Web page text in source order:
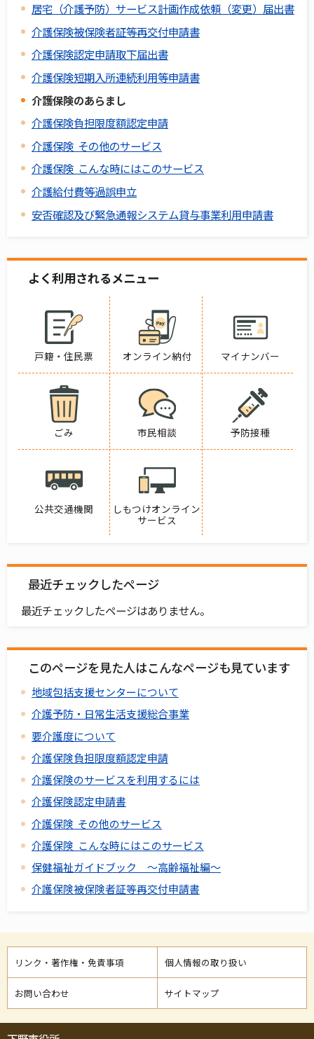
居宅（介護予防）サービス計画作成依頼（変更）届出書
介護保険被保険者証等再交付申請書
介護保険認定申請取下届出書
介護保険短期入所連続利用等申請書
介護保険のあらまし
介護保険負担限度額認定申請
介護保険 その他のサービス
介護保険 こんな時にはこのサービス
介護給付費等過誤申立
安否確認及び緊急通報システム貸与事業利用申請書
よく利用されるメニュー
戸籍・住民票 オンライン納付 マイナンバー
ごみ 市民相談 予防接種
公共交通機関
しもつけオンライン
サービス
最近チェックしたページ
最近チェックしたページはありません。
このページを見た人はこんなページも見ています
地域包括支援センターについて
介護予防・日常生活支援総合事業
要介護度について
介護保険負担限度額認定申請
介護保険のサービスを利用するには
介護保険認定申請書
介護保険 その他のサービス
介護保険 こんな時にはこのサービス
保健福祉ガイドブック ～高齢福祉編～
介護保険被保険者証等再交付申請書
リンク・著作権・免責事項 個人情報の取り扱い
お問い合わせ サイトマップ